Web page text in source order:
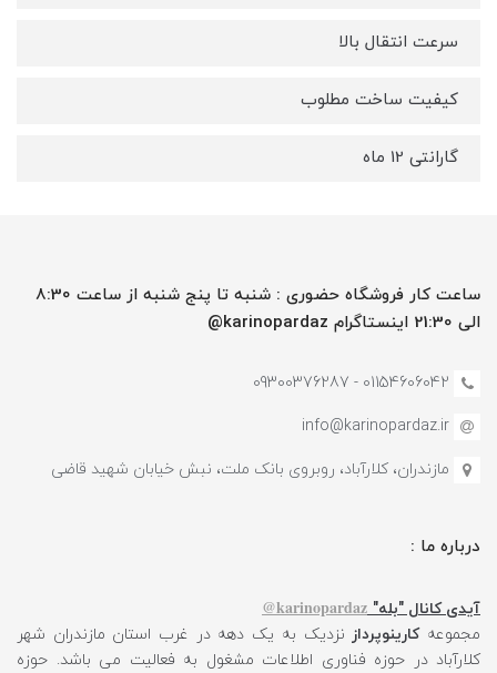
سرعت انتقال بالا
کیفیت ساخت مطلوب
گارانتی 12 ماه
ساعت کار فروشگاه حضوری : شنبه تا پنج شنبه از ساعت 8:30
الی 21:30 اینستاگرام karinopardaz@
01154606042 - 09300376287
info@karinopardaz.ir
مازندران، کلارآباد، روبروی بانک ملت، نبش خیابان شهید قاضی
درباره ما :
آیدی کانال "بله" karinopardaz@
مجموعهکارینوپرداز نزدیک به یک دهه در غرب استان مازندران شهر
کلارآباد در حوزه فناوری اطلاعات مشغول به فعالیت می باشد. حوزه